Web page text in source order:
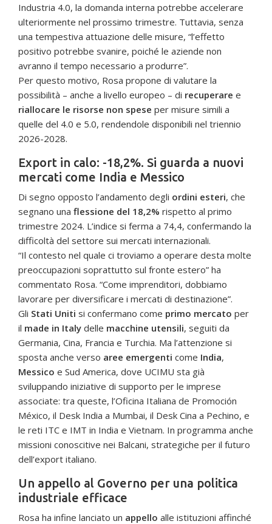
Industria 4.0, la domanda interna potrebbe accelerare
ulteriormente nel prossimo trimestre. Tuttavia, senza
una tempestiva attuazione delle misure, “l’effetto
positivo potrebbe svanire, poiché le aziende non
avranno il tempo necessario a produrre”.
Per questo motivo, Rosa propone di valutare la
possibilità – anche a livello europeo – di recuperare e
riallocare le risorse non spese per misure simili a
quelle del 4.0 e 5.0, rendendole disponibili nel triennio
2026-2028.
Export in calo: -18,2%. Si guarda a nuovi
mercati come India e Messico
Di segno opposto l’andamento degli ordini esteri, che
segnano una flessione del 18,2% rispetto al primo
trimestre 2024. L’indice si ferma a 74,4, confermando la
difficoltà del settore sui mercati internazionali.
“Il contesto nel quale ci troviamo a operare desta molte
preoccupazioni soprattutto sul fronte estero” ha
commentato Rosa. “Come imprenditori, dobbiamo
lavorare per diversificare i mercati di destinazione”.
Gli Stati Uniti si confermano come primo mercato per
il made in Italy delle macchine utensili, seguiti da
Germania, Cina, Francia e Turchia. Ma l’attenzione si
sposta anche verso aree emergenti come India,
Messico e Sud America, dove UCIMU sta già
sviluppando iniziative di supporto per le imprese
associate: tra queste, l’Oficina Italiana de Promoción
México, il Desk India a Mumbai, il Desk Cina a Pechino, e
le reti ITC e IMT in India e Vietnam. In programma anche
missioni conoscitive nei Balcani, strategiche per il futuro
dell’export italiano.
Un appello al Governo per una politica
industriale efficace
Rosa ha infine lanciato un appello alle istituzioni affinché